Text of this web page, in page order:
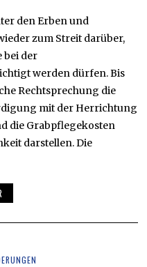
den Erben und
zum Streit darüber,
bei der
werden dürfen. Bis
Rechtsprechung die
mit der Herrichtung
die Grabpflegekosten
darstellen. Die